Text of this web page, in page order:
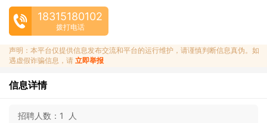
18315180102
拨打电话
声明：本平台仅提供信息发布交流和平台的运行维护，请谨慎判断信息真伪。如
遇虚假诈骗信息，请 立即举报
信息详情
招聘人数： 1 人